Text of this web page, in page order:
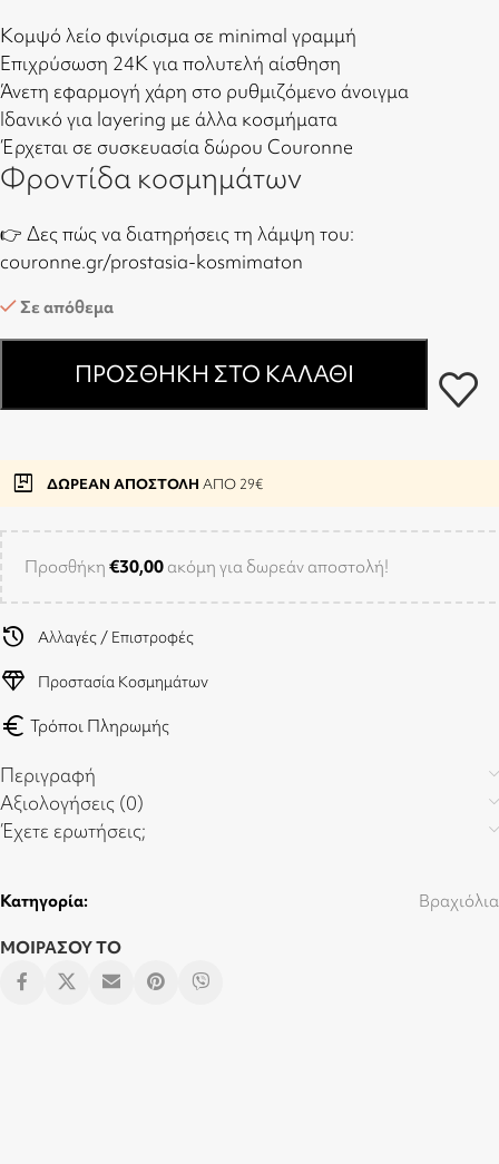
Κομψό λείο φινίρισμα σε minimal γραμμή
Επιχρύσωση 24Κ για πολυτελή αίσθηση
Άνετη εφαρμογή χάρη στο ρυθμιζόμενο άνοιγμα
Ιδανικό για layering με άλλα κοσμήματα
Έρχεται σε συσκευασία δώρου Couronne
Φροντίδα κοσμημάτων
👉 Δες πώς να διατηρήσεις τη λάμψη του:
couronne.gr/prostasia-kosmimaton
Σε απόθεμα
ΠΡΟΣΘΉΚΗ ΣΤΟ ΚΑΛΆΘΙ
package ΔΩΡΕΑΝ ΑΠΟΣΤΟΛΗ ΑΠΟ 29€
Προσθήκη €30,00 ακόμη για δωρεάν αποστολή!
history Αλλαγές / Επιστροφές
diamond Προστασία Κοσμημάτων
euro Τρόποι Πληρωμής
Περιγραφή
Αξιολογήσεις (0)
Έχετε ερωτήσεις;
Κατηγορία: Βραχιόλια
ΜΟΙΡΑΣΟΥ ΤΟ